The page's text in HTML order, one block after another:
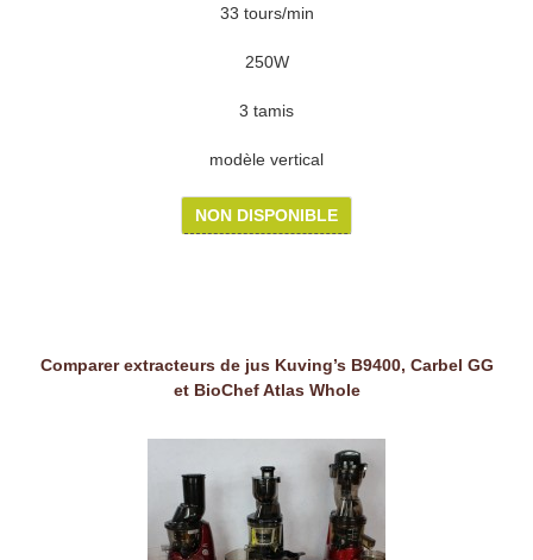
33 tours/min
250W
3 tamis
modèle vertical
NON DISPONIBLE
Comparer extracteurs de jus Kuving’s B9400, Carbel GG
et BioChef Atlas Whole